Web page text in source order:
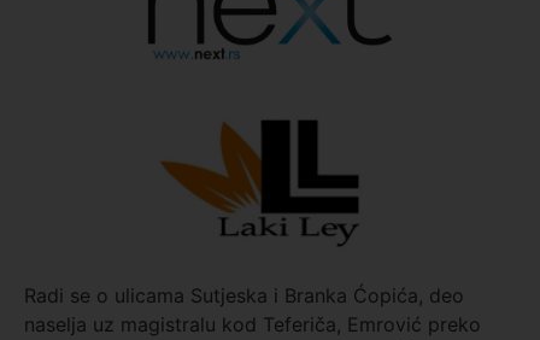
Radi se o ulicama Sutjeska i Branka Ćopića, deo
naselja uz magistralu kod Teferiča, Emrović preko